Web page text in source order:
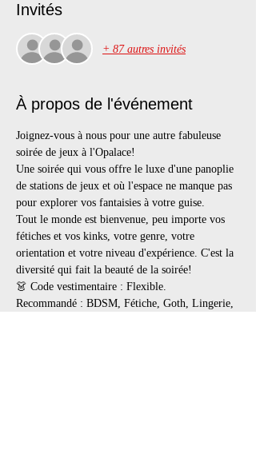
Invités
+ 87 autres invités
À propos de l'événement
Joignez-vous à nous pour une autre fabuleuse
soirée de jeux à l'Opalace!
Une soirée qui vous offre le luxe d'une panoplie
de stations de jeux et où l'espace ne manque pas
pour explorer vos fantaisies à votre guise.
Tout le monde est bienvenue, peu importe vos
fétiches et vos kinks, votre genre, votre
orientation et votre niveau d'expérience. C'est la
diversité qui fait la beauté de la soirée!
👗 Code vestimentaire : Flexible.
Recommandé : BDSM, Fétiche, Goth, Lingerie,